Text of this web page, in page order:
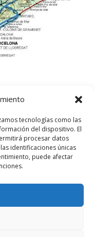
tecnologías como las
del dispositivo. El
procesar datos
identificaciones únicas
puede afectar
Todos los derechos
reservados.